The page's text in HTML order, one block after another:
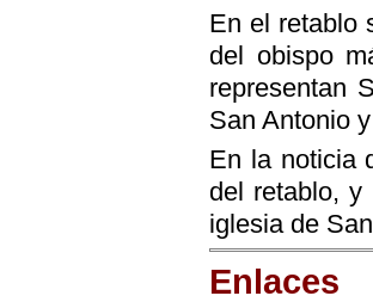
En el retablo
del obispo
representan
San Antonio
En la noticia
del retablo,
iglesia de
Enlaces